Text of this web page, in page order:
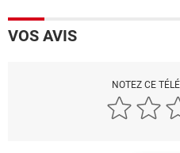
VOS AVIS
NOTEZ CE